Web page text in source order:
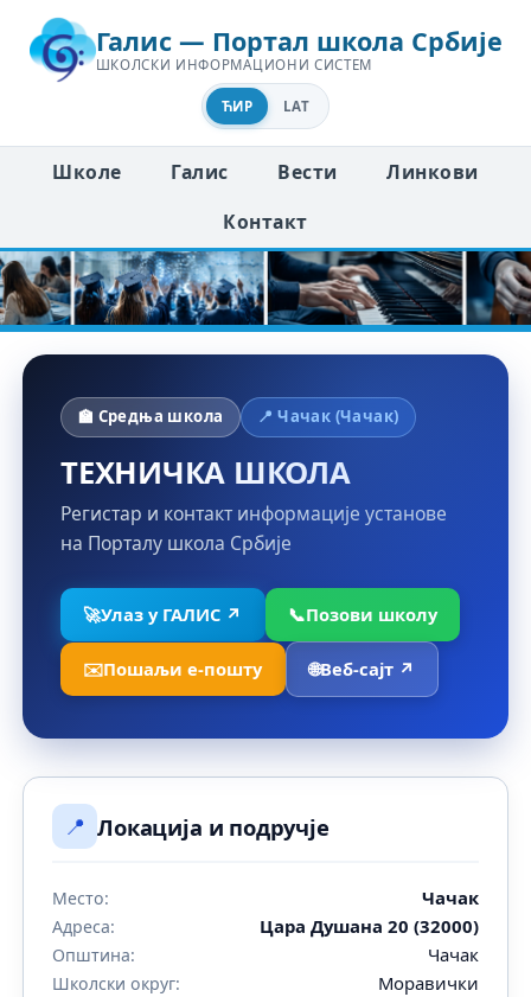
Галис — Портал школа Србије
ШКОЛСКИ ИНФОРМАЦИОНИ СИСТЕМ
ЋИР LAT
Школе Галис Вести
Линкови
Контакт
🏫 Средња школа 📍 Чачак (Чачак)
ТЕХНИЧКА ШКОЛА
Регистар и контакт информације установе
на Порталу школа Србије
🚀Улаз у ГАЛИС ↗ 📞Позови школу
✉️Пошаљи е-пошту 🌐Веб-сајт ↗
📍 Локација и подручје
Место: Чачак
Адреса: Цара Душана 20 (32000)
Општина: Чачак
Школски округ: Моравички